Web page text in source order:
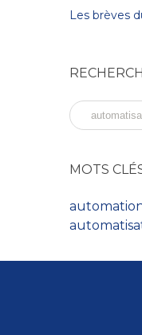
Les brèves
MOTS